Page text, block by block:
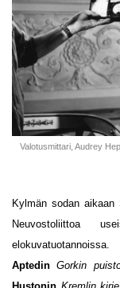
Valotusmittari, Audrey
Kylmän sodan
Neuvostoliittoa
elokuvatuotannoissa.
Aptedin Gorkin